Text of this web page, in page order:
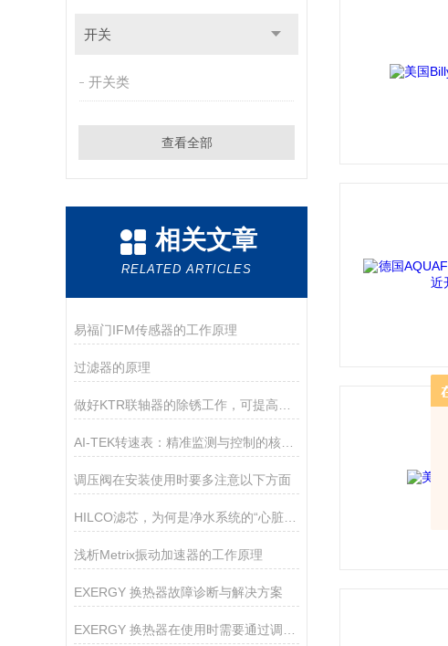
开关
开关类
查看全部
相关文章
RELATED ARTICLES
易福门IFM传感器的工作原理
过滤器的原理
AI-TEK转速表：精准监测与控制的核心工具
调压阀在安装使用时要多注意以下方面
HILCO滤芯，为何是净水系统的“心脏”？
浅析Metrix振动加速器的工作原理
EXERGY 换热器故障诊断与解决方案